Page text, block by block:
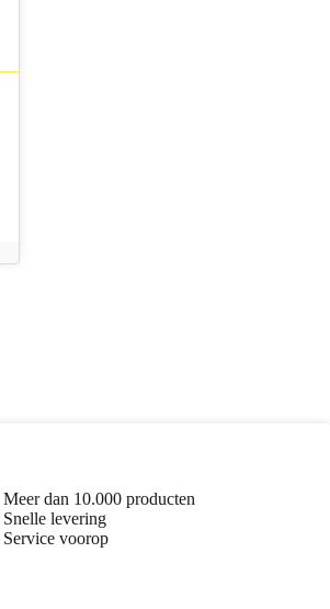
Meer dan 10.000 producten
Snelle levering
Service voorop